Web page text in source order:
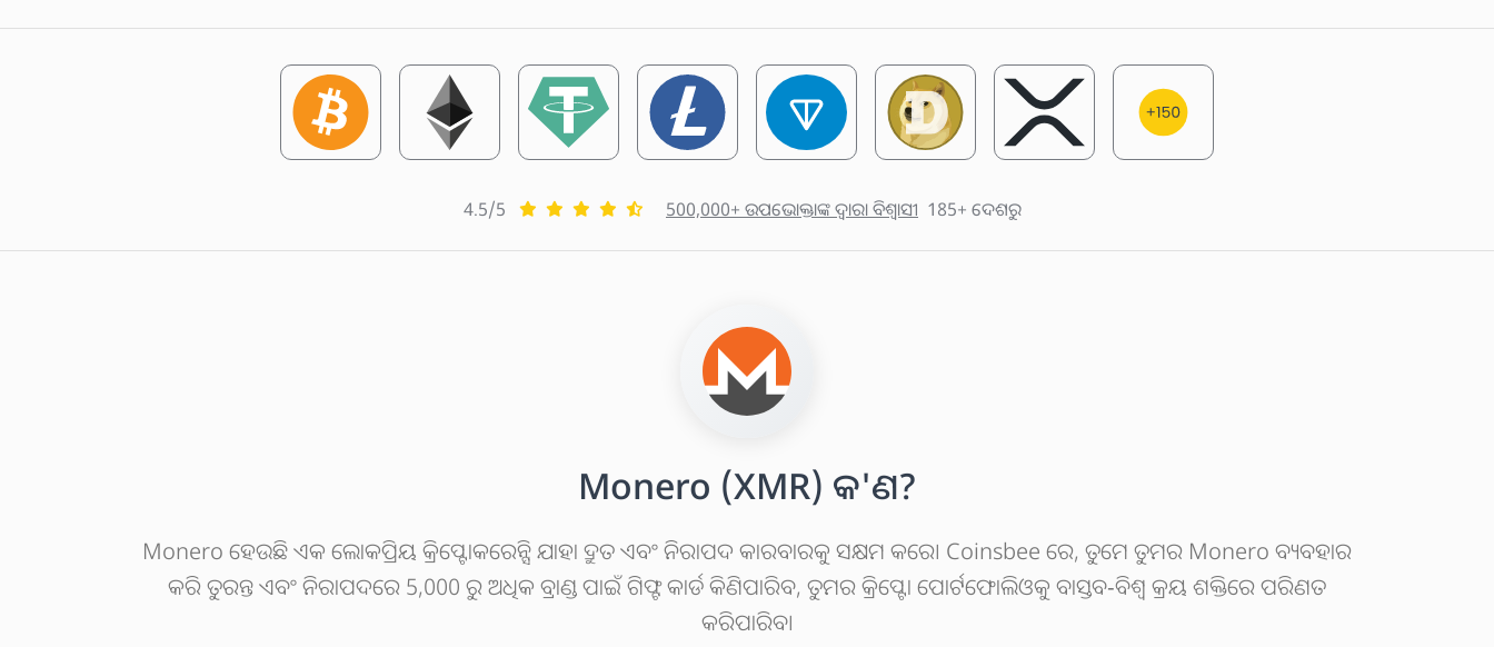
4.5/5 500,000+ ଉପଭୋକ୍ତାଙ୍କ ଦ୍ୱାରା ବିଶ୍ୱାସୀ 185+ ଦେଶରୁ
Monero (XMR) କ'ଣ?
Monero ହେଉଛି ଏକ ଲୋକପ୍ରିୟ କ୍ରିପ୍ଟୋକରେନ୍ସି ଯାହା ଦ୍ରୁତ ଏବଂ ନିରାପଦ କାରବାରକୁ ସକ୍ଷମ କରେ। Coinsbee ରେ, ତୁମେ ତୁମର Monero ବ୍ୟବହାର
କରି ତୁରନ୍ତ ଏବଂ ନିରାପଦରେ 5,000 ରୁ ଅଧିକ ବ୍ରାଣ୍ଡ ପାଇଁ ଗିଫ୍ଟ କାର୍ଡ କିଣିପାରିବ, ତୁମର କ୍ରିପ୍ଟୋ ପୋର୍ଟଫୋଲିଓକୁ ବାସ୍ତବ-ବିଶ୍ୱ କ୍ରୟ ଶକ୍ତିରେ ପରିଣତ
କରିପାରିବ।